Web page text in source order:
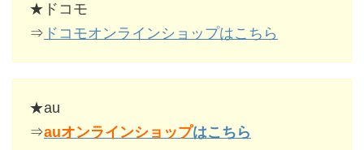
★ドコモ
⇒ ドコモオンラインショップはこちら
★au
⇒auオンラインショップはこちら